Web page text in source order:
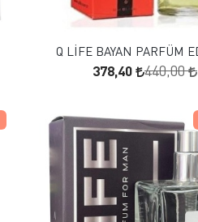
SEPETE EKLE
Q LİFE BAYAN PARFÜM
378,40 440,00